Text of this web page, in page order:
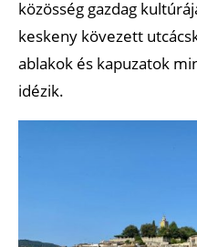
közösség gazdag
keskeny kövezett
ablakok és kapuzatok
idézik.